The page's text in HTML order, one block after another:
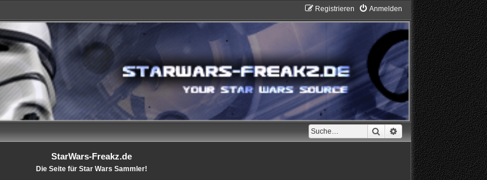
Anmelden
Registrieren
Suche Erweiterte Suche
StarWars-Freakz.de
Die Seite für Star Wars Sammler!